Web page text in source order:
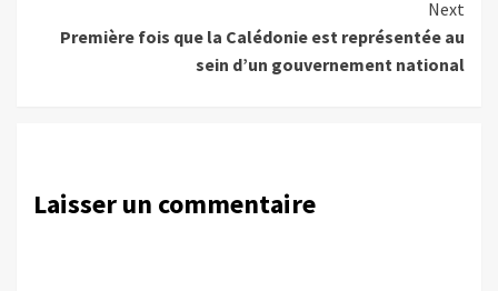
Next
Première fois que la Calédonie est représentée au
sein d’un gouvernement national
Laisser un commentaire